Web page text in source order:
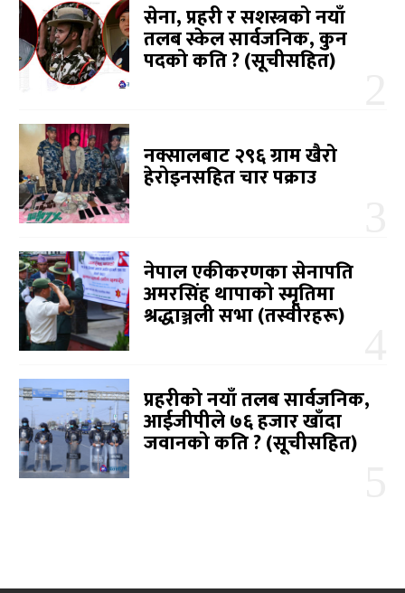
सेना, प्रहरी र सशस्त्रको नयाँ
तलब स्केल सार्वजनिक, कुन
पदको कति ? (सूचीसहित)
नक्सालबाट २९६ ग्राम खैरो
हेरोइनसहित चार पक्राउ
नेपाल एकीकरणका सेनापति
अमरसिंह थापाको स्मृतिमा
श्रद्धाञ्जली सभा (तस्वीरहरू)
प्रहरीको नयाँ तलब सार्वजनिक,
आईजीपीले ७६ हजार खाँदा
जवानको कति ? (सूचीसहित)